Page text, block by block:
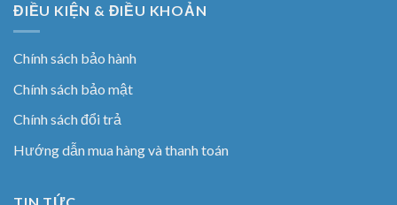
ĐIỀU KIỆN & ĐIỀU KHOẢN
Chính sách bảo hành
Chính sách bảo mật
Chính sách đổi trả
Hướng dẫn mua hàng và thanh toán
TIN TỨC